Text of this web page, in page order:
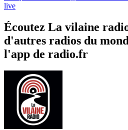
live
Écoutez La vilaine
d'autres radios du
l'app de radio.fr